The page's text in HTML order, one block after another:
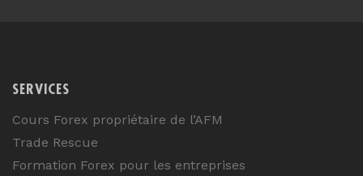
SERVICES
Cours Forex propriétaire de l’AFM
Trade Rescue
Formation Forex pour les entreprises